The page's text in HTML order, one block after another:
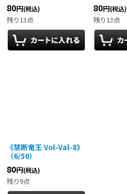
80円(税込)
残り13点
80円(税込)
残り13点
《禁断竜王 Vol-Val-8》
（6/50）
80円(税込)
残り9点